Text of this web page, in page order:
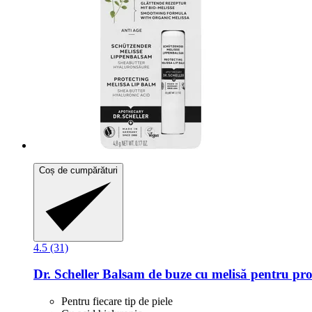
Coș de cumpărături
4.5 (31)
Dr. Scheller Balsam de buze cu melisă pentru
Pentru fiecare tip de piele